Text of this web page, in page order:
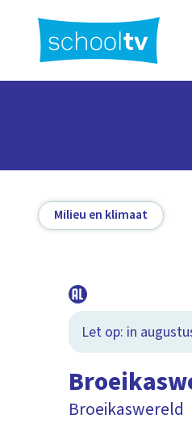
hoofdinhoud
Milieu en klimaat
Let op: in
Broeikaswereld